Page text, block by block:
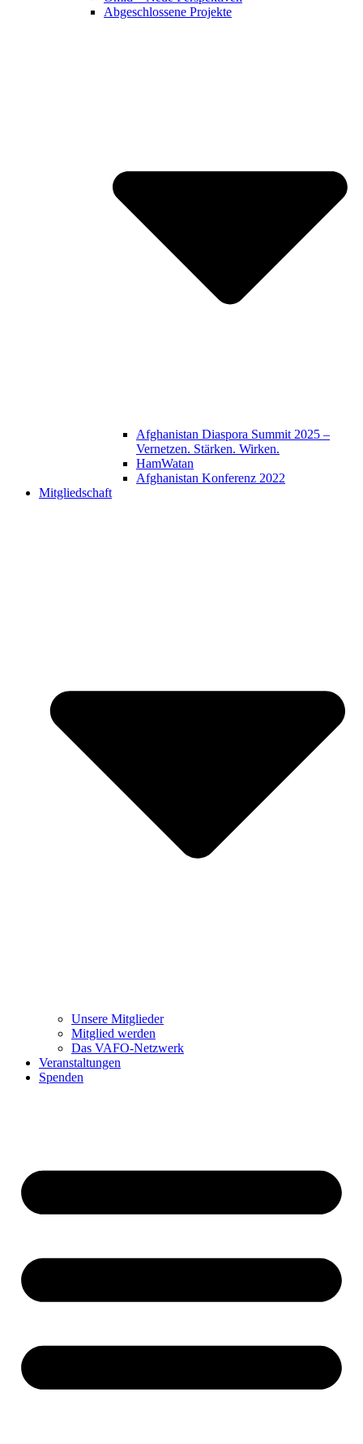
Abgeschlossene Projekte
Afghanistan Diaspora Summit 2025 –
Vernetzen. Stärken. Wirken.
HamWatan
Afghanistan Konferenz 2022
Mitgliedschaft
Unsere Mitglieder
Mitglied werden
Das VAFO-Netzwerk
Veranstaltungen
Spenden